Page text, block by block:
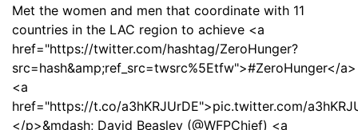
Met the women and men that coordinate with 11
countries in the LAC region to achieve <a
href="https://twitter.com/hashtag/ZeroHunger?
src=hash&amp;ref_src=twsrc%5Etfw">#ZeroHunger</a>
<a
href="https://t.co/a3hKRJUrDE">pic.twitter.com/
</p>&mdash; David Beasley (@WFPChief) <a